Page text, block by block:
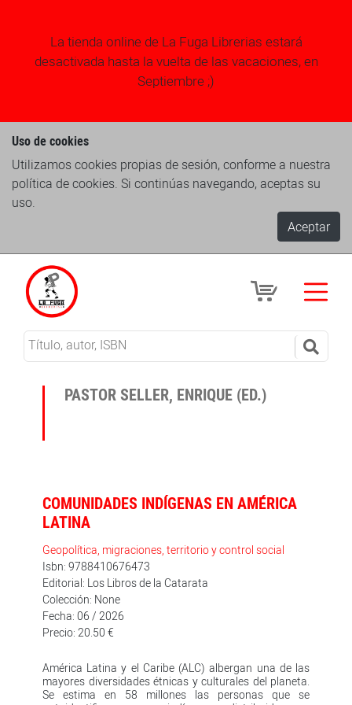
La tienda online de La Fuga Librerias estará
desactivada hasta la vuelta de las vacaciones, en
Septiembre ;)
Uso de cookies
Utilizamos cookies propias de sesión, conforme a nuestra
política de cookies. Si continúas navegando, aceptas su
uso.
Aceptar
PASTOR SELLER, ENRIQUE (ED.)
COMUNIDADES INDÍGENAS EN AMÉRICA
LATINA
Geopolítica, migraciones, territorio y control social
Isbn: 9788410676473
Editorial: Los Libros de la Catarata
Colección: None
Fecha: 06 / 2026
Precio: 20.50 €
América Latina y el Caribe (ALC) albergan una de las
mayores diversidades étnicas y culturales del planeta.
Se estima en 58 millones las personas que se